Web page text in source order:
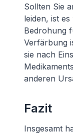
Sollten Sie
leiden, ist
Bedrohung
Verfärbung
sie nach
anderen
Fazit
Insgesamt